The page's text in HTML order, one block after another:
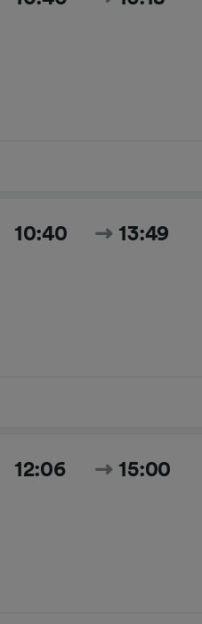
10:40 13:49
12:06 15:00